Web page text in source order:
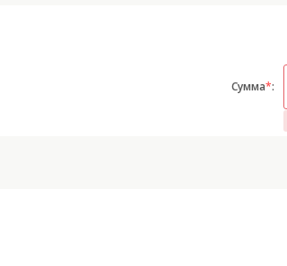
Сумма*: